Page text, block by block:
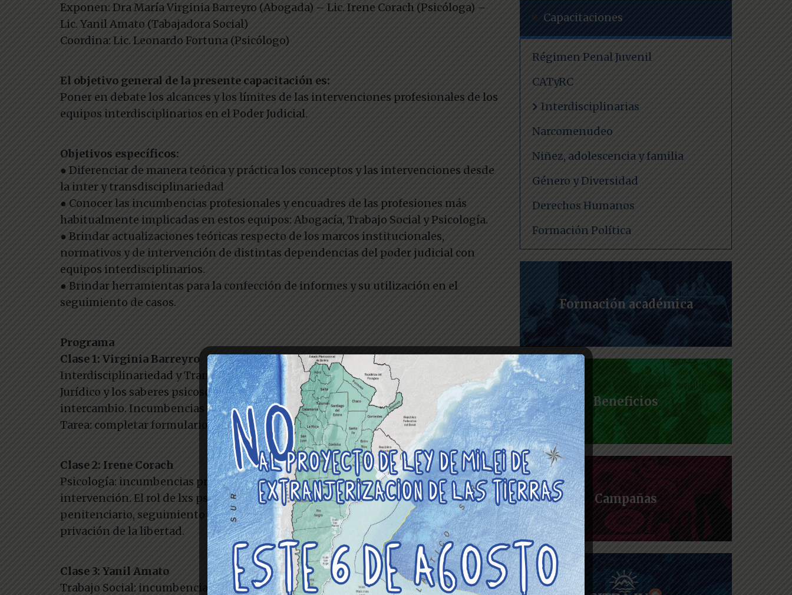
Exponen: Dra María Virginia Barreyro (Abogada) – Lic. Irene Corach (Psicóloga) –
Lic. Yanil Amato (Tabajadora Social)
Coordina: Lic. Leonardo Fortuna (Psicólogo)
El objetivo general de la presente capacitación es:
Poner en debate los alcances y los límites de las intervenciones profesionales de los
equipos interdisciplinarios en el Poder Judicial.
Objetivos específicos:
● Diferenciar de manera teórica y práctica los conceptos y las intervenciones desde
la inter y transdisciplinariedad
● Conocer las incumbencias profesionales y encuadres de las profesiones más
habitualmente implicadas en estos equipos: Abogacía, Trabajo Social y Psicología.
● Brindar actualizaciones teóricas respecto de los marcos institucionales,
normativos y de intervención de distintas dependencias del poder judicial con
equipos interdisciplinarios.
● Brindar herramientas para la confección de informes y su utilización en el
seguimiento de casos.
Programa
Clase 1: Virginia Barreyro
Interdisciplinariedad y Transdisciplinariedad. Definiciones. Problemas. El campo
Jurídico y los saberes psicosociales: tensiones y potencialidades en dicho
intercambio. Incumbencias y encuadres profesionales en los equipos psicosociales.
Tarea: completar formulario proporcionado por la docente.
Clase 2: Irene Corach
Psicología: incumbencias profesionales, marco normativo y ético de su
intervención. El rol de lxs psicólogxs en la ejecución penal: ámbito pericial,
penitenciario, seguimiento y supervisión de SPP y medidas alternativas a la
privación de la libertad.
Clase 3: Yanil Amato
Trabajo Social: incumbencias profesionales, marco normativo y ético de su
Capacitaciones
Régimen Penal Juvenil
CATyRC
Interdisciplinarias
Narcomenudeo
Niñez, adolescencia y familia
Género y Diversidad
Derechos Humanos
Formación Política
Formación académica
Beneficios
Campañas